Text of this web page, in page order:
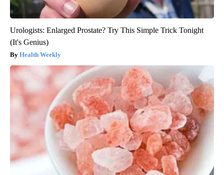
Urologists: Enlarged Prostate? Try This Simple Trick Tonight
(It's Genius)
Health Weekly